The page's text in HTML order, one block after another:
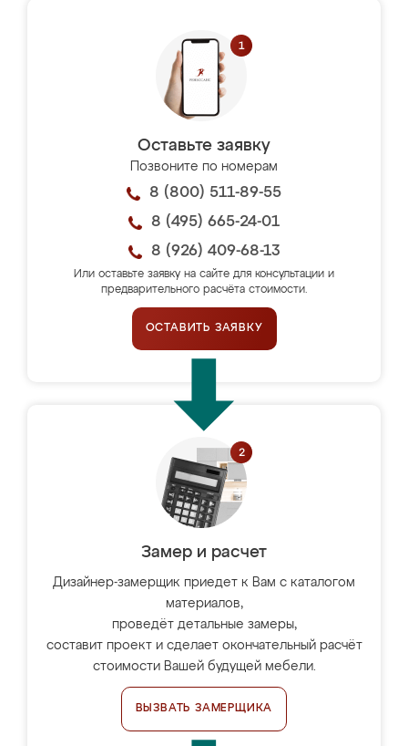
Оставьте заявку
Позвоните по номерам
8 (800) 511-89-55
8 (495) 665-24-01
8 (926) 409-68-13
Или оставьте заявку на сайте для консультации и
предварительного расчёта стоимости.
ОСТАВИТЬ ЗАЯВКУ
Замер и расчет
Дизайнер-замерщик приедет к Вам с каталогом
материалов,
проведёт детальные замеры,
составит проект и сделает окончательный расчёт
стоимости Вашей будущей мебели.
ВЫЗВАТЬ ЗАМЕРЩИКА